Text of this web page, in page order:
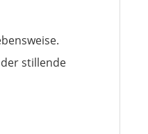
stillende